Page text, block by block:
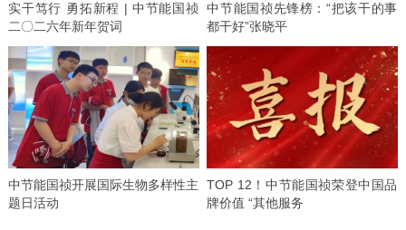
实干笃行 勇拓新程 | 中节能国祯
二〇二六年新年贺词
中节能国祯先锋榜：“把该干的事
都干好”张晓平
中节能国祯开展国际生物多样性主
题日活动
TOP 12！中节能国祯荣登中国品
牌价值 “其他服务